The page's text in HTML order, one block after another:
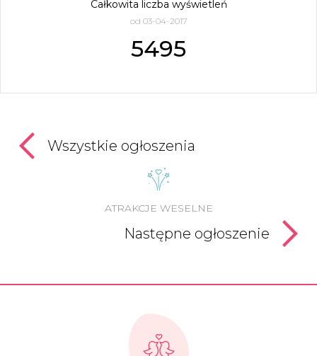
Całkowita liczba wyświetleń
od 03-04-2017
5495
Wszystkie ogłoszenia
ATRAKCJE WESELNE
Następne ogłoszenie